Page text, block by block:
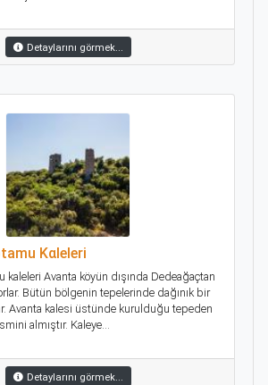
Detaylarını görmek...
Kαleleri
kaleleri Avanta köyün dışında Dedeağaçtan
Bütün bölgenin tepelerinde dağınık bir
Avanta kalesi üstünde kurulduğu tepeden
almıştır. Kaleye...
Detaylarını görmek...